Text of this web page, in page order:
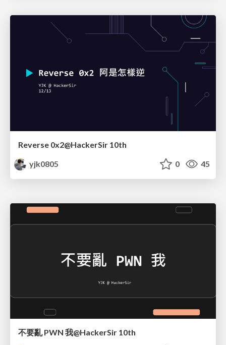
Reverse 0x2@HackerSir 10th
yjk0805
0 45
不要亂 PWN 我@HackerSir 10th